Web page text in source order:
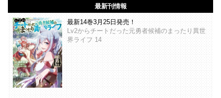
最新刊情報
最新14巻3月25日発売！
Lv2からチートだった元勇者候補のまったり異世
界ライフ 14